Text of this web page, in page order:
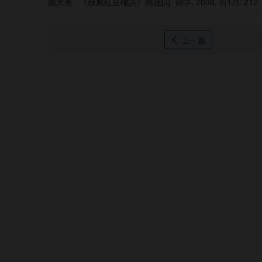
上一篇